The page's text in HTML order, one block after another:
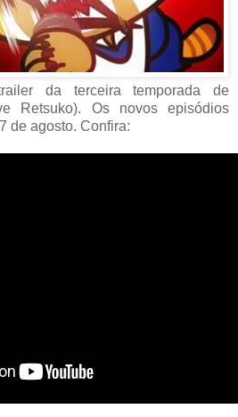
da terceira temporada de
Retsuko). Os novos episódios
de agosto. Confira: